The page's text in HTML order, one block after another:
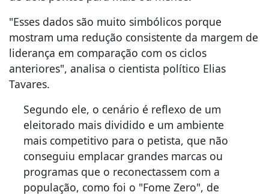
"Esses dados são muito simbólicos porque
mostram uma redução consistente da margem de
liderança em comparação com os ciclos
anteriores", analisa o cientista político Elias
Tavares.
Segundo ele, o cenário é reflexo de um
eleitorado mais dividido e um ambiente
mais competitivo para o petista, que não
conseguiu emplacar grandes marcas ou
programas que o reconectassem com a
população, como foi o "Fome Zero", de